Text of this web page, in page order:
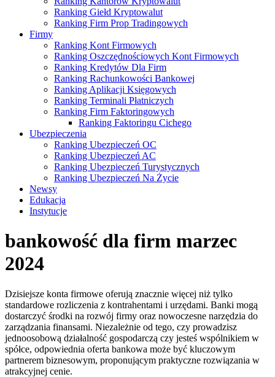
Ranking Giełd Kryptowalut
Ranking Firm Prop Tradingowych
Firmy
Ranking Kont Firmowych
Ranking Oszczędnościowych Kont Firmowych
Ranking Kredytów Dla Firm
Ranking Rachunkowości Bankowej
Ranking Aplikacji Księgowych
Ranking Terminali Płatniczych
Ranking Firm Faktoringowych
Ranking Faktoringu Cichego
Ubezpieczenia
Ranking Ubezpieczeń OC
Ranking Ubezpieczeń AC
Ranking Ubezpieczeń Turystycznych
Ranking Ubezpieczeń Na Życie
Newsy
Edukacja
Instytucje
bankowość dla firm marzec
2024
Dzisiejsze konta firmowe oferują znacznie więcej niż tylko
standardowe rozliczenia z kontrahentami i urzędami. Banki mogą
dostarczyć środki na rozwój firmy oraz nowoczesne narzędzia do
zarządzania finansami. Niezależnie od tego, czy prowadzisz
jednoosobową działalność gospodarczą czy jesteś wspólnikiem w
spółce, odpowiednia oferta bankowa może być kluczowym
partnerem biznesowym, proponującym praktyczne rozwiązania w
atrakcyjnej cenie.